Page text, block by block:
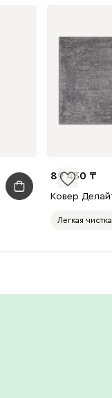
89 430
Легкая чистка